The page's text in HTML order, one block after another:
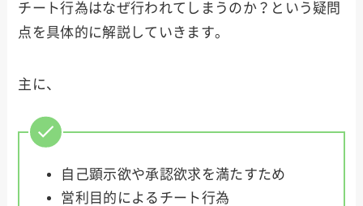
チート行為はなぜ行われてしまうのか？という疑問
点を具体的に解説していきます。
主に、
自己顕示欲や承認欲求を満たすため
営利目的によるチート行為